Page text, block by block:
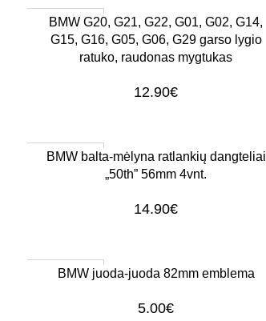
1–3 d. d.
Į KREPŠELĮ
BMW G20, G21, G22, G01, G02, G14,
G15, G16, G05, G06, G29 garso lygio
ratuko, raudonas mygtukas
12.90€
1–3 d. d.
Į KREPŠELĮ
BMW balta-mėlyna ratlankių dangteliai
„50th” 56mm 4vnt.
14.90€
1–3 d. d.
Į KREPŠELĮBMW juoda-juoda 82mm emblema
5.00€